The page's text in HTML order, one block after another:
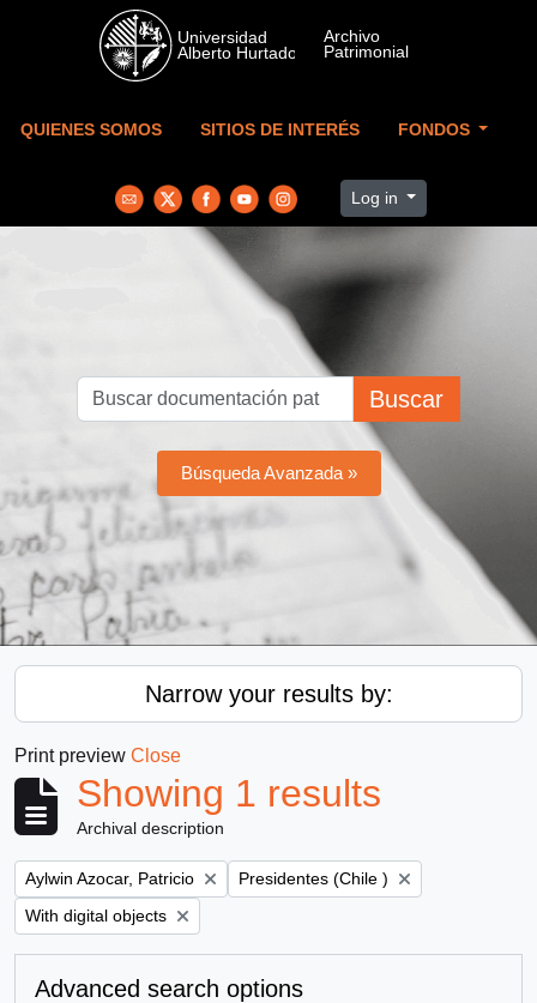
Skip to main content
QUIENES SOMOS SITIOS DE INTERÉS FONDOS
Log in
Buscar
Búsqueda Avanzada »
Narrow your results by:
Print preview Close
Showing 1 results
Archival description
Remove filter:
Aylwin Azocar, Patricio Remove filter:
Presidentes (Chile )
Remove filter:
With digital objects
Advanced search options